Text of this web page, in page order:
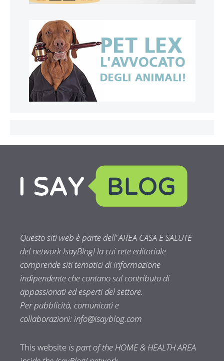
Questo siti web è parte dell’ AREA CASA E SALUTE
del network IsayBlog! la cui rete editoriale
comprende siti tematici di informazione
indipendente che contano sul contributo di
appassionati ed esperti del settore.
Per pubblicità, comunicati e
collaborazioni:info@isayblog.com
This websiteis part of the HOME & HEALTH AREA